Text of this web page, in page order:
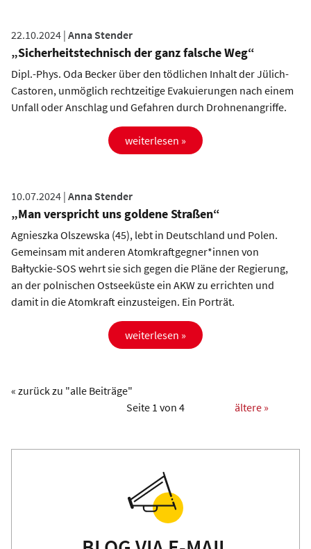
22.10.2024 | Anna Stender
„Sicherheitstechnisch der ganz falsche Weg“
Dipl.-Phys. Oda Becker über den tödlichen Inhalt der Jülich-
Castoren, unmöglich rechtzeitige Evakuierungen nach einem
Unfall oder Anschlag und Gefahren durch Drohnenangriffe.
weiterlesen »
10.07.2024 | Anna Stender
„Man verspricht uns goldene Straßen“
Agnieszka Olszewska (45), lebt in Deutschland und Polen.
Gemeinsam mit anderen Atomkraftgegner*innen von
Bałtyckie-SOS wehrt sie sich gegen die Pläne der Regierung,
an der polnischen Ostseeküste ein AKW zu errichten und
damit in die Atomkraft einzusteigen. Ein Porträt.
weiterlesen »
« zurück zu "alle Beiträge"
Seite 1 von 4
ältere »